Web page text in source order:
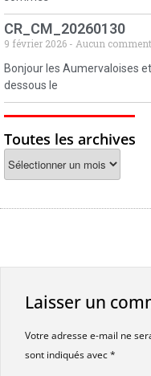
CR_CM_20260130
9 février 2026
Aucun
Bonjour les Aumervaloises
dessous le
Toutes les archives
Laisser un
Votre adresse e-mail ne
sont indiqués avec*